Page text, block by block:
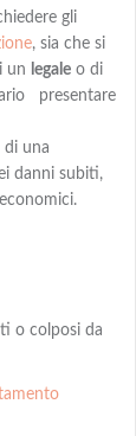
gli
, sia che si
un legale o di
presentare
di una
danni subiti,
o colposi da